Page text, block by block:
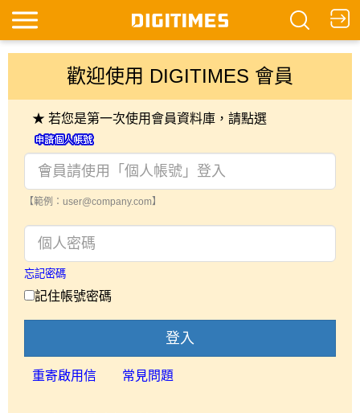
歡迎使用 DIGITIMES 會員
★ 若您是第一次使用會員資料庫，請點選
【範例：user@company.com】
忘記密碼
記住帳號密碼
登入
重寄啟用信 常見問題